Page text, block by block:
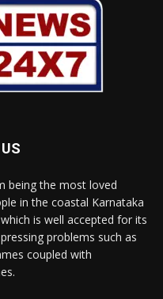
being the most loved
in the coastal Karnataka
is well accepted for its
problems such as
coupled with